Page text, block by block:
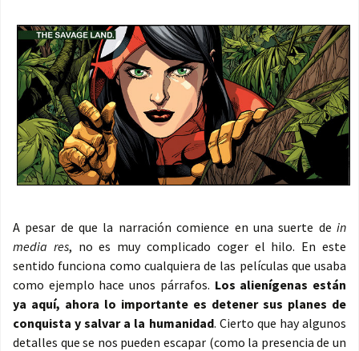
A pesar de que la narración comience en una suerte de in
media res, no es muy complicado coger el hilo. En este
sentido funciona como cualquiera de las películas que usaba
como ejemplo hace unos párrafos. Los alienígenas están
ya aquí, ahora lo importante es detener sus planes de
conquista y salvar a la humanidad. Cierto que hay algunos
detalles que se nos pueden escapar (como la presencia de un